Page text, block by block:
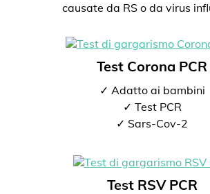
causate da RS o da virus
Test Corona PCR
✓ Adatto ai bambini
✓ Test PCR
✓ Sars-Cov-2
Test RSV PCR